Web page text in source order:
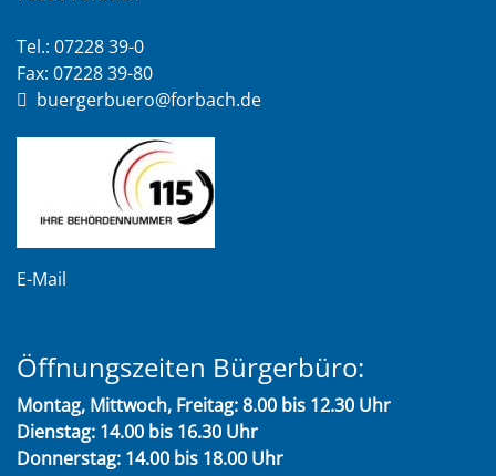
Tel.: 07228 39-0
Fax: 07228 39-80
buergerbuero@forbach.de
E-Mail
Öffnungszeiten Bürgerbüro:
Montag, Mittwoch, Freitag: 8.00 bis 12.30 Uhr
Dienstag: 14.00 bis 16.30 Uhr
Donnerstag: 14.00 bis 18.00 Uhr